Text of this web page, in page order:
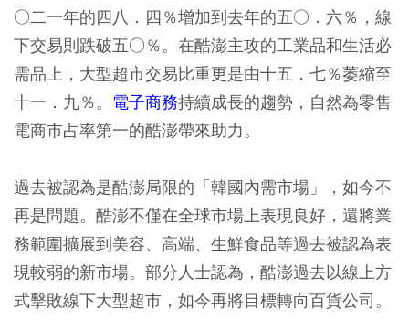
○二一年的四八．四％增加到去年的五○．六％，線
下交易則跌破五○％。在酷澎主攻的工業品和生活必
需品上，大型超市交易比重更是由十五．七％萎縮至
十一．九％。 電子商務持續成長的趨勢，自然為零售
電商市占率第一的酷澎帶來助力。
過去被認為是酷澎局限的「韓國內需市場」，如今不
再是問題。酷澎不僅在全球市場上表現良好，還將業
務範圍擴展到美容、高端、生鮮食品等過去被認為表
現較弱的新市場。部分人士認為，酷澎過去以線上方
式擊敗線下大型超市，如今再將目標轉向百貨公司。